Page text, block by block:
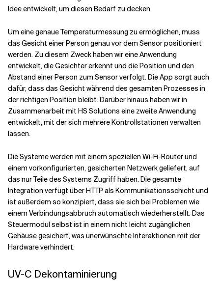
Idee entwickelt, um diesen Bedarf zu decken.
Um eine genaue Temperaturmessung zu ermöglichen, muss
das Gesicht einer Person genau vor dem Sensor positioniert
werden. Zu diesem Zweck haben wir eine Anwendung
entwickelt, die Gesichter erkennt und die Position und den
Abstand einer Person zum Sensor verfolgt. Die App sorgt auch
dafür, dass das Gesicht während des gesamten Prozesses in
der richtigen Position bleibt. Darüber hinaus haben wir in
Zusammenarbeit mit HS Solutions eine zweite Anwendung
entwickelt, mit der sich mehrere Kontrollstationen verwalten
lassen.
Die Systeme werden mit einem speziellen Wi-Fi-Router und
einem vorkonfigurierten, gesicherten Netzwerk geliefert, auf
das nur Teile des Systems Zugriff haben. Die gesamte
Integration verfügt über HTTP als Kommunikationsschicht und
ist außerdem so konzipiert, dass sie sich bei Problemen wie
einem Verbindungsabbruch automatisch wiederherstellt. Das
Steuermodul selbst ist in einem nicht leicht zugänglichen
Gehäuse gesichert, was unerwünschte Interaktionen mit der
Hardware verhindert.
UV-C Dekontaminierung